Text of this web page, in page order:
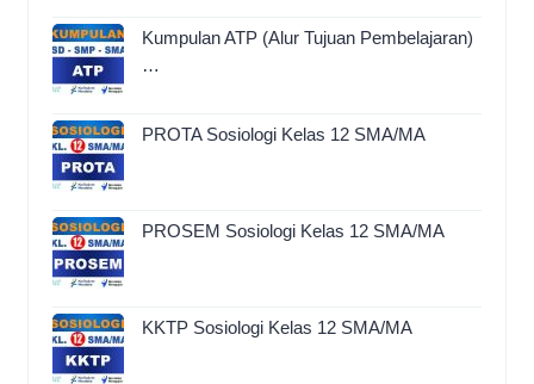
Kumpulan ATP (Alur Tujuan Pembelajaran)
…
PROTA Sosiologi Kelas 12 SMA/MA
PROSEM Sosiologi Kelas 12 SMA/MA
KKTP Sosiologi Kelas 12 SMA/MA